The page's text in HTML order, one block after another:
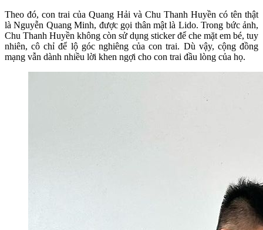
Theo đó, con trai của Quang Hải và Chu Thanh Huyền có tên thật
là Nguyễn Quang Minh, được gọi thân mật là Lido. Trong bức ảnh,
Chu Thanh Huyền không còn sử dụng sticker để che mặt em bé, tuy
nhiên, cô chỉ để lộ góc nghiêng của con trai. Dù vậy, cộng đồng
mạng vẫn dành nhiều lời khen ngợi cho con trai đầu lòng của họ.